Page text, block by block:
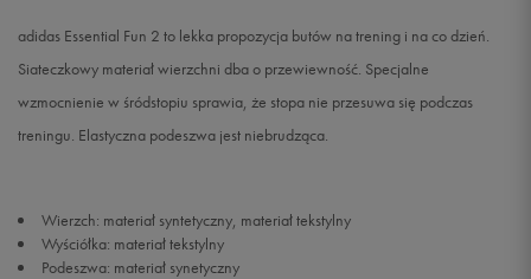
39 1/3 24,5 cm Powiadom o dostępności
41 1/3 26 cm
adidas Essential Fun 2 to lekka propozycja butów na trening i na co dzień.
Siateczkowy materiał wierzchni dba o przewiewność. Specjalne
wzmocnienie w śródstopiu sprawia, że stopa nie przesuwa się podczas
treningu. Elastyczna podeszwa jest niebrudząca.
Wierzch: materiał syntetyczny, materiał tekstylny
Wyściółka: materiał tekstylny
Podeszwa: materiał synetyczny